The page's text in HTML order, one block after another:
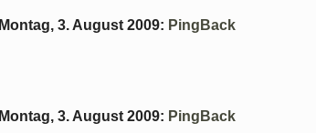
Montag, 3. August 2009: PingBack
Montag, 3. August 2009: PingBack